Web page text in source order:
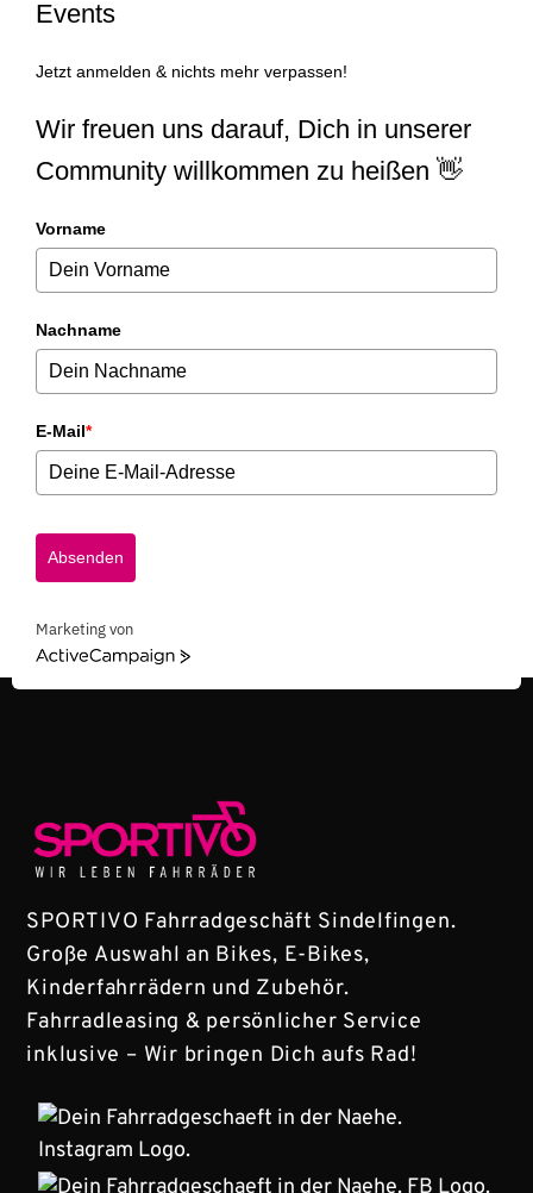
Events
Jetzt anmelden & nichts mehr verpassen!
Wir freuen uns darauf, Dich in unserer
Community willkommen zu heißen 👋
Vorname
Nachname
E-Mail*
Absenden
Marketing von
ActiveCampaign
SPORTIVO Fahrradgeschäft Sindelfingen.
Große Auswahl an Bikes, E-Bikes,
Kinderfahrrädern und Zubehör.
Fahrradleasing & persönlicher Service
inklusive – Wir bringen Dich aufs Rad!